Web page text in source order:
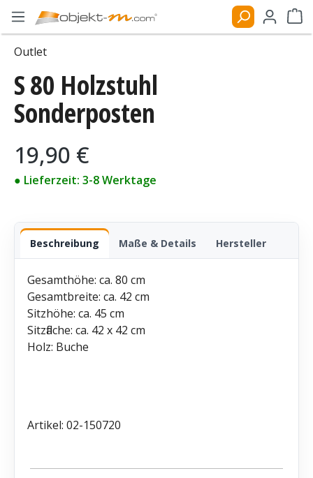
Zum Hauptinhalt springen
S 80 Holzstuhl
Sonderposten
Regulärer Preis:
19,90 €
● Lieferzeit: 3-8 Werktage
Beschreibung Maße & Details Hersteller
Gesamthöhe: ca. 80 cm
Gesamtbreite: ca. 42 cm
Sitzhöhe: ca. 45 cm
Sitzfläche: ca. 42 x 42 cm
Holz: Buche
Artikel: 02-150720
Outlet
Bildergalerie überspringen